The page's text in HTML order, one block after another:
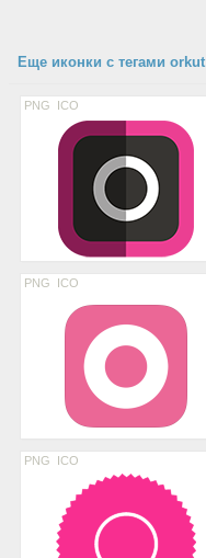
Еще иконки с тегами orkut
PNG ICO
PNG ICO
PNG ICO